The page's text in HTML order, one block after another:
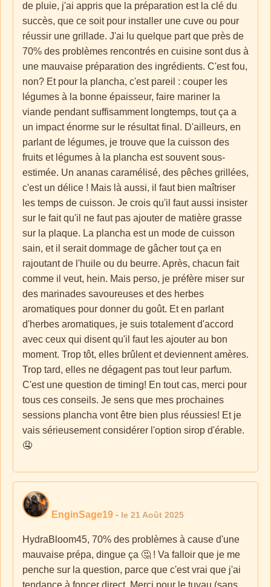
de pluie, j'ai appris que la préparation est la clé du
succès, que ce soit pour installer une cuve ou pour
réussir une grillade. J'ai lu quelque part que près de
70% des problèmes rencontrés en cuisine sont dus à
une mauvaise préparation des ingrédients. C'est fou,
non? Et pour la plancha, c'est pareil : couper les
légumes à la bonne épaisseur, faire mariner la
viande pendant suffisamment longtemps, tout ça a
un impact énorme sur le résultat final. D'ailleurs, en
parlant de légumes, je trouve que la cuisson des
fruits et légumes à la plancha est souvent sous-
estimée. Un ananas caramélisé, des pêches grillées,
c'est un délice ! Mais là aussi, il faut bien maîtriser
les temps de cuisson. Je crois qu'il faut aussi insister
sur le fait qu'il ne faut pas ajouter de matière grasse
sur la plaque. La plancha est un mode de cuisson
sain, et il serait dommage de gâcher tout ça en
rajoutant de l'huile ou du beurre. Après, chacun fait
comme il veut, hein. Mais perso, je préfère miser sur
des marinades savoureuses et des herbes
aromatiques pour donner du goût. Et en parlant
d'herbes aromatiques, je suis totalement d'accord
avec ceux qui disent qu'il faut les ajouter au bon
moment. Trop tôt, elles brûlent et deviennent amères.
Trop tard, elles ne dégagent pas tout leur parfum.
C'est une question de timing! En tout cas, merci pour
tous ces conseils. Je sens que mes prochaines
sessions plancha vont être bien plus réussies! Et je
vais sérieusement considérer l'option sirop d'érable.
🤤
EnginSage19 - le 21 Août 2025
HydraBloom45, 70% des problèmes à cause d'une
mauvaise prépa, dingue ça 🤔 ! Va falloir que je me
penche sur la question, parce que c'est vrai que j'ai
tendance à foncer direct. Merci pour le tuyau (sans